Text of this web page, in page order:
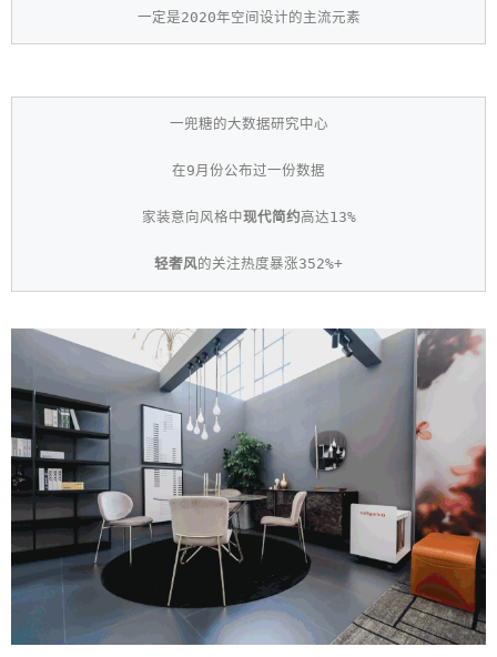
一定是2020年空间设计的主流元素
一兜糖的大数据研究中心
在9月份公布过一份数据
家装意向风格中现代简约高达13%
轻奢风的关注热度暴涨352%+